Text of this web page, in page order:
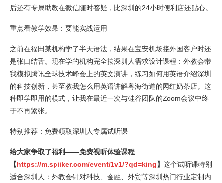
后还有专属助教在微信随时答疑，比深圳的24小时便利店还贴心。
重点看教学效果：要能实战运用
之前在福田某机构学了半天语法，结果在宝安机场接外国客户时还
是张口结舌。现在学的机构完全按深圳人需求设计课程：外教会带
我模拟腾讯全球技术峰会上的英文演讲，练习如何用英语介绍深圳
的科技创新，甚至教我怎么用英语讲解粤海街道的网红奶茶店。这
种即学即用的模式，让我在最近一次与硅谷团队的Zoom会议中终
于不再紧张。
特别推荐：免费领取深圳人专属试听课
给大家争取了福利——免费视听体验课程
【https://m.spiiker.com/event/1v1/?qd=king】 这个试听课特别
适合深圳人：外教会针对科技、金融、外贸等深圳热门行业定制内